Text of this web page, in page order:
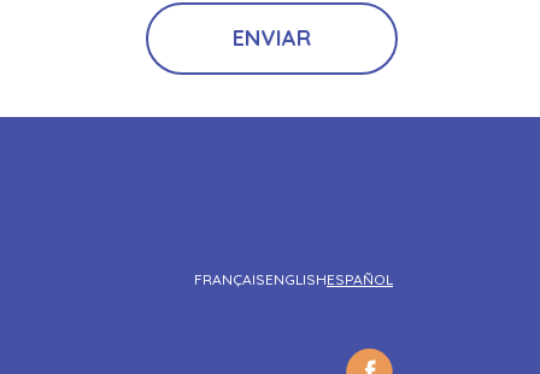
FRANÇAISENGLISHESPAÑOL